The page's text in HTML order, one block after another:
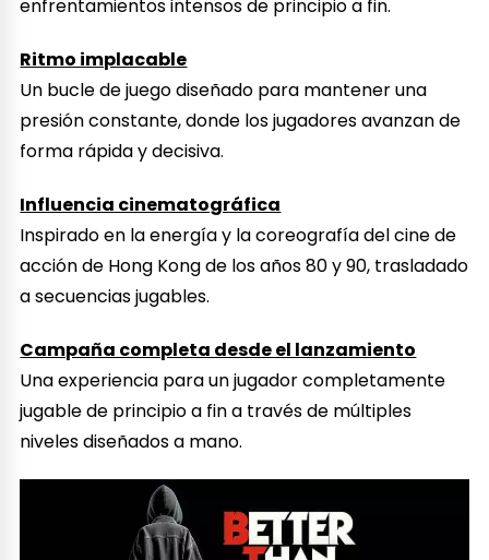
enfrentamientos intensos de principio a fin.
Ritmo implacable
Un bucle de juego diseñado para mantener una
presión constante, donde los jugadores avanzan de
forma rápida y decisiva.
Influencia cinematográfica
Inspirado en la energía y la coreografía del cine de
acción de Hong Kong de los años 80 y 90, trasladado
a secuencias jugables.
Campaña completa desde el lanzamiento
Una experiencia para un jugador completamente
jugable de principio a fin a través de múltiples
niveles diseñados a mano.